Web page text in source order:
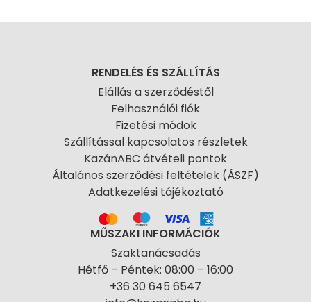
RENDELÉS ÉS SZÁLLÍTÁS
Elállás a szerződéstől
Felhasználói fiók
Fizetési módok
Szállítással kapcsolatos részletek
KazánABC átvételi pontok
Általános szerződési feltételek (ÁSZF)
Adatkezelési tájékoztató
MŰSZAKI INFORMÁCIÓK
Szaktanácsadás
Hétfő – Péntek: 08:00 – 16:00
+36 30 645 6547